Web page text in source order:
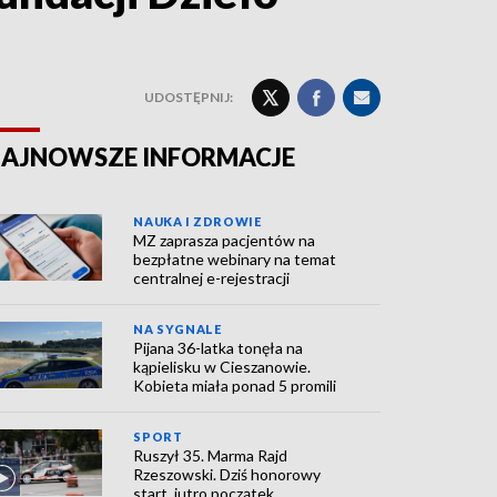
UDOSTĘPNIJ:
INFORMACJE
NAUKA I ZDROWIE
MZ zaprasza pacjentów na
bezpłatne webinary na temat
centralnej e-rejestracji
NA SYGNALE
Pijana 36-latka tonęła na
kąpielisku w Cieszanowie.
Kobieta miała ponad 5 promili
SPORT
Ruszył 35. Marma Rajd
Rzeszowski. Dziś honorowy
start, jutro początek